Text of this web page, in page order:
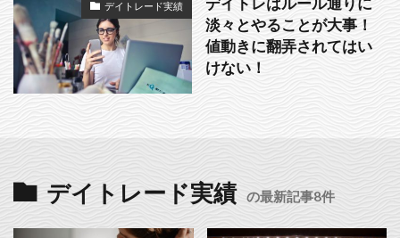
デイトレード実績
デイトレはルール通りに
淡々とやることが大事！
値動きに翻弄されてはい
けない！
デイトレード実績 の最新記事8件